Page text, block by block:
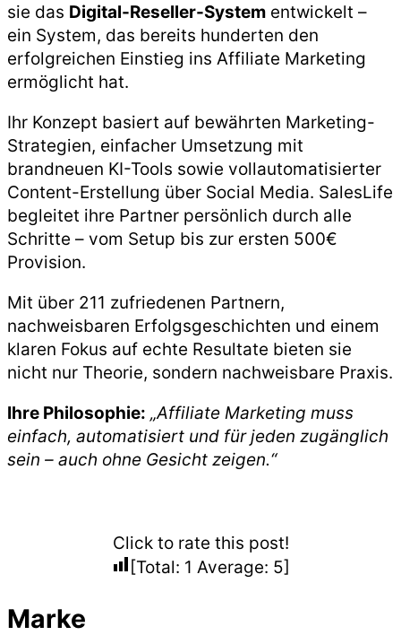
sie das Digital-Reseller-System entwickelt –
ein System, das bereits hunderten den
erfolgreichen Einstieg ins Affiliate Marketing
ermöglicht hat.
Ihr Konzept basiert auf bewährten Marketing-
Strategien, einfacher Umsetzung mit
brandneuen KI-Tools sowie vollautomatisierter
Content-Erstellung über Social Media. SalesLife
begleitet ihre Partner persönlich durch alle
Schritte – vom Setup bis zur ersten 500€
Provision.
Mit über 211 zufriedenen Partnern,
nachweisbaren Erfolgsgeschichten und einem
klaren Fokus auf echte Resultate bieten sie
nicht nur Theorie, sondern nachweisbare Praxis.
Ihre Philosophie: „Affiliate Marketing muss
einfach, automatisiert und für jeden zugänglich
sein – auch ohne Gesicht zeigen.“
Click to rate this post!
[Total: 1 Average: 5]
Marke